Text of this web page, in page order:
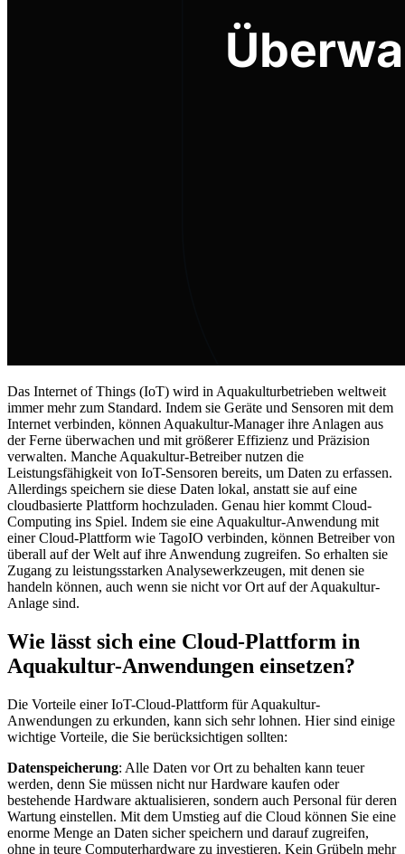
Das Internet of Things (IoT) wird in Aquakulturbetrieben weltweit
immer mehr zum Standard. Indem sie Geräte und Sensoren mit dem
Internet verbinden, können Aquakultur-Manager ihre Anlagen aus
der Ferne überwachen und mit größerer Effizienz und Präzision
verwalten. Manche Aquakultur-Betreiber nutzen die
Leistungsfähigkeit von IoT-Sensoren bereits, um Daten zu erfassen.
Allerdings speichern sie diese Daten lokal, anstatt sie auf eine
cloudbasierte Plattform hochzuladen. Genau hier kommt Cloud-
Computing ins Spiel. Indem sie eine Aquakultur-Anwendung mit
einer Cloud-Plattform wie TagoIO verbinden, können Betreiber von
überall auf der Welt auf ihre Anwendung zugreifen. So erhalten sie
Zugang zu leistungsstarken Analysewerkzeugen, mit denen sie
handeln können, auch wenn sie nicht vor Ort auf der Aquakultur-
Anlage sind.
Wie lässt sich eine Cloud-Plattform in
Aquakultur-Anwendungen einsetzen?
Die Vorteile einer IoT-Cloud-Plattform für Aquakultur-
Anwendungen zu erkunden, kann sich sehr lohnen. Hier sind einige
wichtige Vorteile, die Sie berücksichtigen sollten:
Datenspeicherung: Alle Daten vor Ort zu behalten kann teuer
werden, denn Sie müssen nicht nur Hardware kaufen oder
bestehende Hardware aktualisieren, sondern auch Personal für deren
Wartung einstellen. Mit dem Umstieg auf die Cloud können Sie eine
enorme Menge an Daten sicher speichern und darauf zugreifen,
ohne in teure Computerhardware zu investieren. Kein Grübeln mehr